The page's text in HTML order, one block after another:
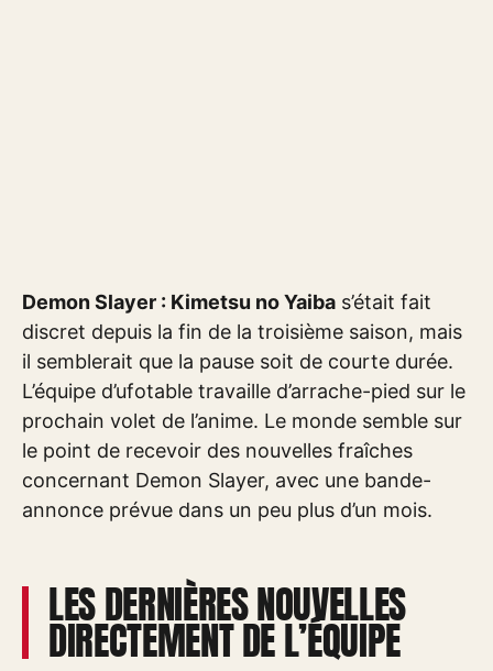
Demon Slayer : Kimetsu no Yaiba s’était fait
discret depuis la fin de la troisième saison, mais
il semblerait que la pause soit de courte durée.
L’équipe d’ufotable travaille d’arrache-pied sur le
prochain volet de l’anime. Le monde semble sur
le point de recevoir des nouvelles fraîches
concernant Demon Slayer, avec une bande-
annonce prévue dans un peu plus d’un mois.
LES DERNIÈRES NOUVELLES
DIRECTEMENT DE L’ÉQUIPE